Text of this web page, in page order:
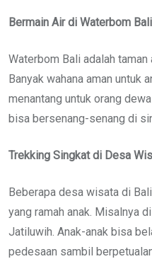
Bermain Air di Waterbom Bali
Waterbom Bali adalah
Banyak wahana aman untuk
menantang untuk orang
bisa bersenang-senang di
Trekking Singkat di Desa
Beberapa desa wisata di
yang ramah anak. Misalnya
Jatiluwih. Anak-anak bisa
pedesaan sambil